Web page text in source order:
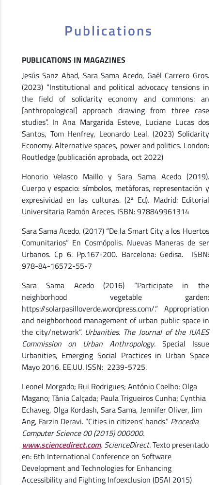
Publications
PUBLICATIONS IN MAGAZINES
Jesús Sanz Abad, Sara Sama Acedo, Gaël Carrero Gros.
(2023) “Institutional and political advocacy tensions in
the field of solidarity economy and commons: an
[anthropological] approach drawing from three case
studies”. In Ana Margarida Esteve, Luciane Lucas dos
Santos, Tom Henfrey, Leonardo Leal. (2023) Solidarity
Economy. Alternative spaces, power and politics. London:
Routledge (publicación aprobada, oct 2022)
Honorio Velasco Maillo y Sara Sama Acedo (2019).
Cuerpo y espacio: símbolos, metáforas, representación y
expresividad en las culturas. (2ª Ed). Madrid: Editorial
Universitaria Ramón Areces. ISBN: 978849961314
Sara Sama Acedo. (2017) “De la Smart City a los Huertos
Comunitarios” En Cosmópolis. Nuevas Maneras de ser
Urbanos. Cp 6. Pp.167-200. Barcelona: Gedisa. ISBN:
978-84-16572-55-7
Sara Sama Acedo (2016) “Participate in the
neighborhood vegetable garden:
https://solarpasilloverde.wordpress.com/.” Appropriation
and neighborhood management of urban public space in
the city/network”. Urbanities. The Journal of the IUAES
Commission on Urban Anthropology. Special Issue
Urbanities, Emerging Social Practices in Urban Space
Mayo 2016. EE.UU. ISSN: 2239-5725.
Leonel Morgado; Rui Rodrigues; António Coelho; Olga
Magano; Tânia Calçada; Paula Trigueiros Cunha; Cynthia
Echaveg, Olga Kordash, Sara Sama, Jennifer Oliver, Jim
Ang, Farzin Deravi. “Cities in citizens’ hands.” Procedia
Computer Science 00 (2015) 000000.
www.sciencedirect.com. ScienceDirect.Texto presentado
en: 6th International Conference on Software
Development and Technologies for Enhancing
Accessibility and Fighting Infoexclusion (DSAI 2015)